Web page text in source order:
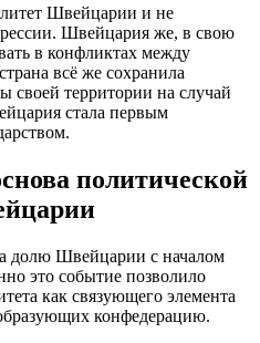
Швейцарии и не
Швейцария же, в свою
в конфликтах между
всё же сохранила
своей территории на случай
стала первым
политической
долю Швейцарии с началом
это событие позволило
как связующего элемента
конфедерацию.